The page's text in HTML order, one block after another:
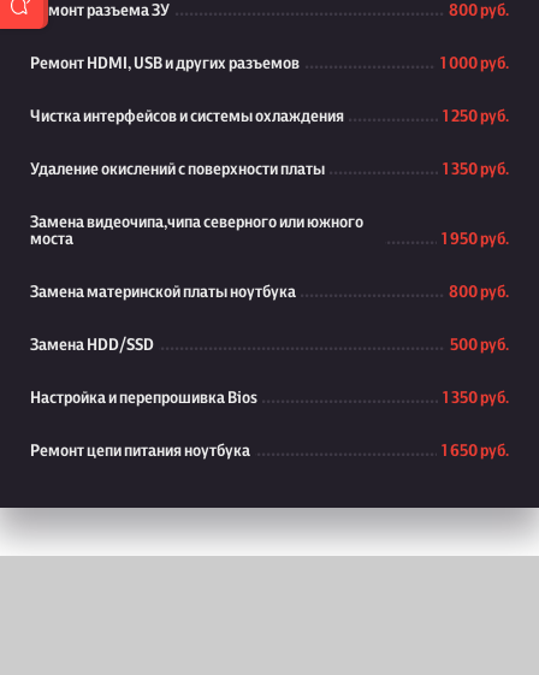
Ремонт разъема ЗУ 800 руб.
Ремонт HDMI, USB и других разъемов 1 000 руб.
Чистка интерфейсов и системы охлаждения 1 250 руб.
Удаление окислений с поверхности платы 1 350 руб.
Замена видеочипа,чипа северного или южного
моста
1 950 руб.
Замена материнской платы ноутбука 800 руб.
Замена HDD/SSD 500 руб.
Настройка и перепрошивка Bios 1 350 руб.
Ремонт цепи питания ноутбука 1 650 руб.